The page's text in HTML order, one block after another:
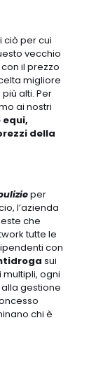
ciò per cui
vecchio
il prezzo
migliore
alti. Per
ai nostri
equi,
della
per
l’azienda
che
tutte le
con
sui
ogni
gestione
chi è